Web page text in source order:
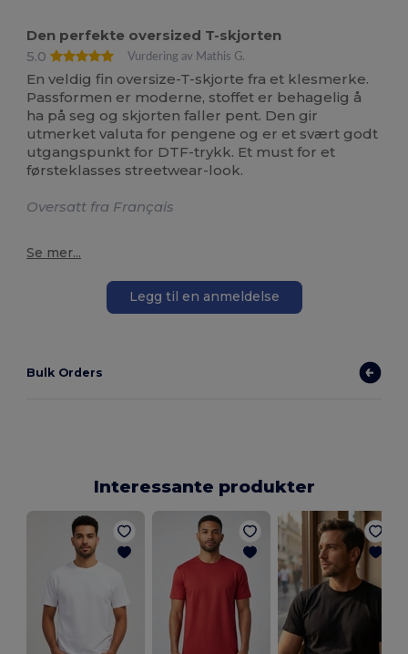
Den perfekte oversized T-skjorten
5.0
Vurdering av Mathis G.
En veldig fin oversize-T-skjorte fra et klesmerke.
Passformen er moderne, stoffet er behagelig å
ha på seg og skjorten faller pent. Den gir
utmerket valuta for pengene og er et svært godt
utgangspunkt for DTF-trykk. Et must for et
førsteklasses streetwear-look.
Oversatt fra Français
Se mer...
Legg til en anmeldelse
Bulk Orders
Interessante produkter